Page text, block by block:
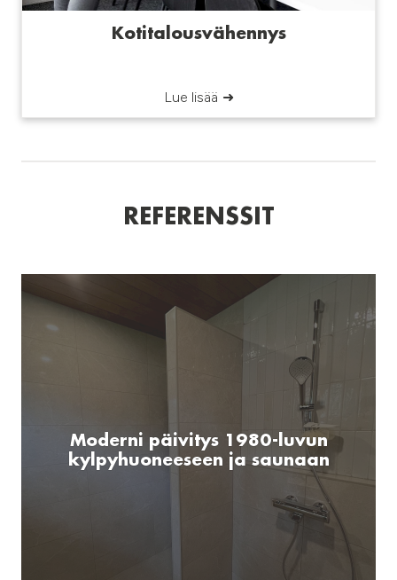
Kotitalousvähennys
Lue lisää
REFERENSSIT
Moderni päivitys 1980-luvun
kylpyhuoneeseen ja saunaan